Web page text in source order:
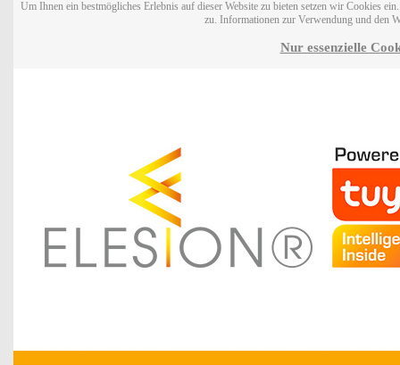
Um Ihnen ein bestmögliches Erlebnis auf dieser Website zu bieten setzen wir Cookies
zu. Informationen zur Verwendung und den
Nur essenzielle